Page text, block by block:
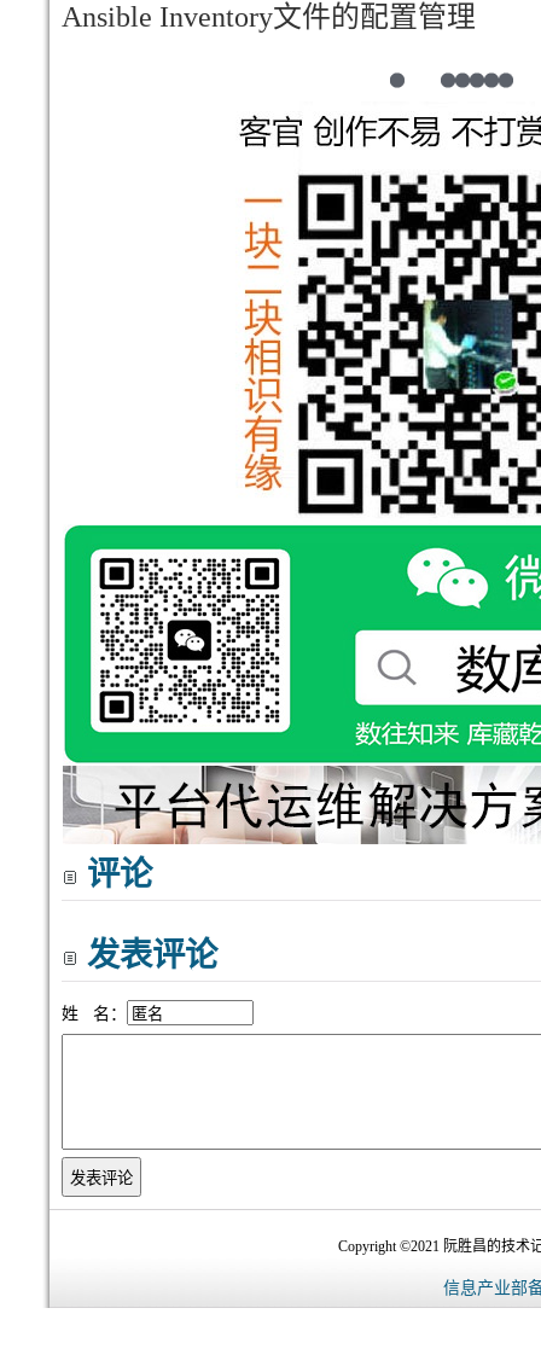
Ansible Inventory文件的配置管理
评论
发表评论
姓 名：
Copyright ©2021 阮胜昌的技术
信息产业部